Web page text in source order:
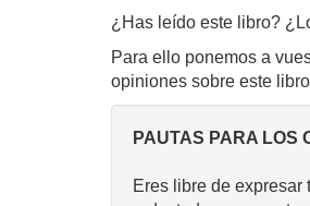
¿Has leído este libro?
Para ello ponemos a
opiniones sobre este
PAUTAS PARA LOS
Eres libre de